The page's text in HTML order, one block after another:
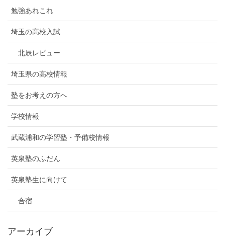
勉強あれこれ
埼玉の高校入試
北辰レビュー
埼玉県の高校情報
塾をお考えの方へ
学校情報
武蔵浦和の学習塾・予備校情報
英泉塾のふだん
英泉塾生に向けて
合宿
アーカイブ